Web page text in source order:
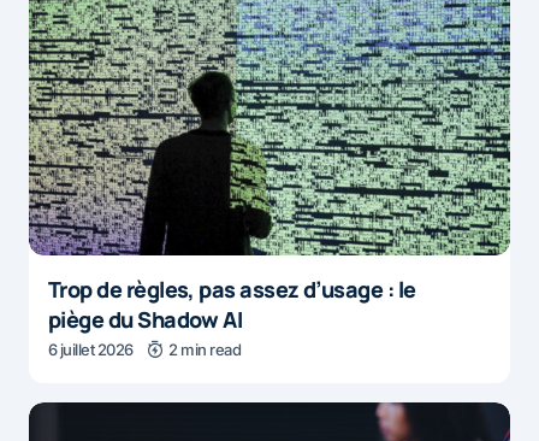
Trop de règles, pas assez d’usage : le
piège du Shadow AI
6 juillet 2026 2 min read